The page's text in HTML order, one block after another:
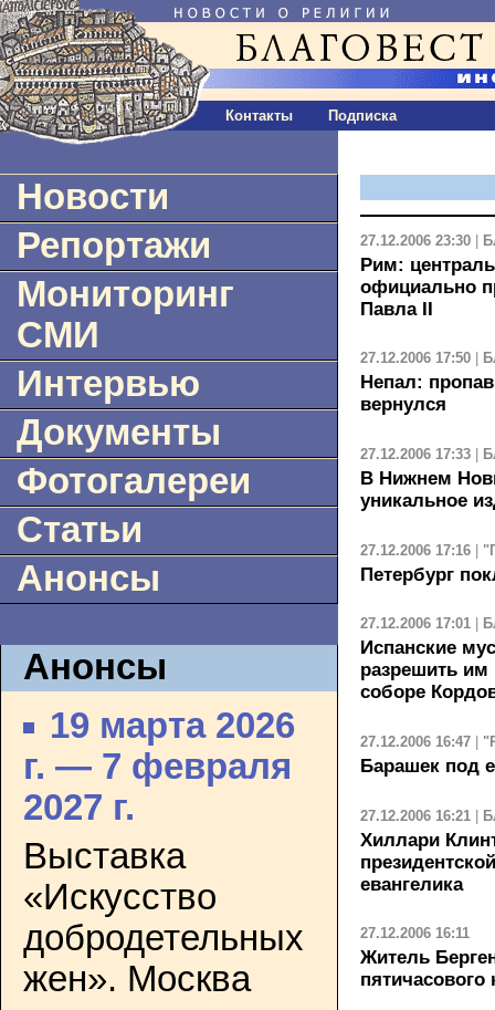
Контакты Подписка
Новости
Репортажи
Мониторинг
СМИ
Интервью
Документы
Фотогалереи
Статьи
Анонсы
Анонсы
19 марта 2026
г. — 7 февраля
2027 г.
Выставка
«Искусство
добродетельных
жен». Москва
27.12.2006 23:30 |
Рим:
официально
Павла II
27.12.2006 17:50
Непал:
вернулся
27.12.2006 17:33
В Нижнем
уникальное
27.12.2006 17:16 |
Петербург
27.12.2006 17:01
Испанские
разрешить им
соборе
27.12.2006 16:47
Барашек под
27.12.2006 16:21 |
Хиллари
евангелика
27.12.2006 16:11
Житель
пятичасового